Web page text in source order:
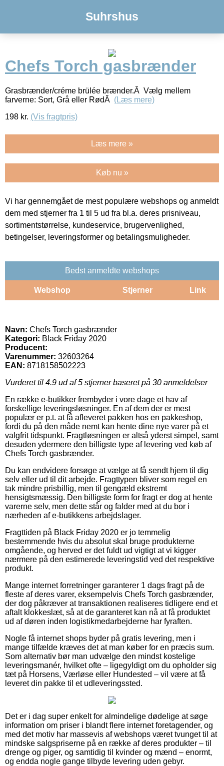
Suhrshus
Chefs Torch gasbrænder
Grasbrænder/créme brülée brænder.Â Vælg mellem
farverne: Sort, Grå eller RødÂ (Læs mere)
198 kr. (Vis fragtpris)
Læs mere »
Køb nu »
Vi har gennemgået de mest populære webshops og anmeldt
dem med stjerner fra 1 til 5 ud fra bl.a. deres prisniveau,
sortimentstørrelse, kundeservice, brugervenlighed,
betingelser, leveringsformer og betalingsmuligheder.
Bedst anmeldte webshops
Webshop Stjerner Link
Navn: Chefs Torch gasbrænder
Kategori: Black Friday 2020
Producent:
Varenummer: 32603264
EAN: 8718158502223
Vurderet til 4.9 ud af 5 stjerner baseret på 30 anmeldelser
En række e-butikker frembyder i vore dage et hav af
forskellige leveringsløsninger. En af dem der er mest
populær er p.t. at få afleveret pakken hos en pakkeshop,
fordi du på den måde nemt kan hente dine nye varer på et
valgfrit tidspunkt. Fragtløsningen er altså yderst simpel, samt
desuden ydermere den billigste type af levering ved køb af
Chefs Torch gasbrænder.
Du kan endvidere forsøge at vælge at få sendt hjem til dig
selv eller ud til dit arbejde. Fragttypen bliver som regel en
tak mindre prisbillig, men til gengæld ekstremt
hensigtsmæssig. Den billigste form for fragt er dog at hente
varerne selv, men dette står og falder med at du bor i
nærheden af e-butikkens arbejdslager.
Fragttiden på Black Friday 2020 er jo temmelig
bestemmende hvis du absolut skal bruge produkterne
omgående, og herved er det fuldt ud vigtigt at vi kigger
nærmere på den estimerede leveringstid ved det respektive
produkt.
Mange internet forretninger garanterer 1 dags fragt på de
fleste af deres varer, eksempelvis Chefs Torch gasbrænder,
der dog påkræver at transaktionen realiseres tidligere end et
aftalt klokkeslæt, så at de garanteret kan nå at få produktet
ud af døren inden logistikmedarbejderne har fyraften.
Nogle få internet shops byder på gratis levering, men i
mange tilfælde kræves det at man køber for en præcis sum.
Som alternativ bør man udvælge den mindst kostelige
leveringsmanér, hvilket ofte – ligegyldigt om du opholder sig
tæt på Horsens, Værløse eller Hundested – vil være at få
leveret din pakke til et udleveringssted.
Det er i dag super enkelt for almindelige dødelige at søge
information om priser i blandt flere internet foretagender, og
med det motiv har massevis af webshops været tvunget til at
mindske salgspriserne på en række af deres produkter – til
drenge og piger, og samtidig til kvinder og mænd – enormt,
og endda nogle gange tilbyde levering uden gebyr.